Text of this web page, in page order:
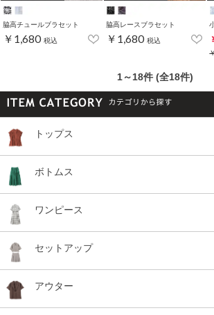
脇高チュールブラセット
￥1,680 税込
脇高レースブラセット
￥1,680 税込
1～18件 (全18件)
トップス
ボトムス
ワンピース
セットアップ
アウター